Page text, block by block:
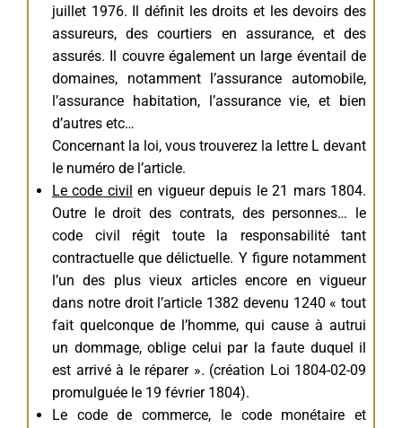
juillet 1976. Il définit les droits et les devoirs des
assureurs, des courtiers en assurance, et des
assurés. Il couvre également un large éventail de
domaines, notamment l’assurance automobile,
l’assurance habitation, l’assurance vie, et bien
d’autres etc…
Concernant la loi, vous trouverez la lettre L devant
le numéro de l’article.
Le code civil en vigueur depuis le 21 mars 1804.
Outre le droit des contrats, des personnes… le
code civil régit toute la responsabilité tant
contractuelle que délictuelle. Y figure notamment
l’un des plus vieux articles encore en vigueur
dans notre droit l’article 1382 devenu 1240 « tout
fait quelconque de l’homme, qui cause à autrui
un dommage, oblige celui par la faute duquel il
est arrivé à le réparer ». (création Loi 1804-02-09
promulguée le 19 février 1804).
Le code de commerce, le code monétaire et